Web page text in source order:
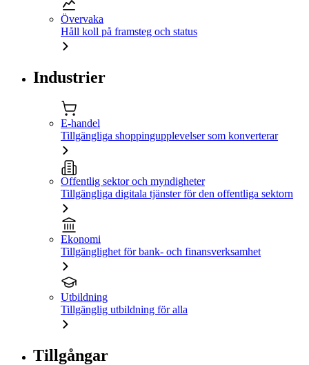
Övervaka
Håll koll på framsteg och status
Industrier
E-handel
Tillgängliga shoppingupplevelser som konverterar
Offentlig sektor och myndigheter
Tillgängliga digitala tjänster för den offentliga sektorn
Ekonomi
Tillgänglighet för bank- och finansverksamhet
Utbildning
Tillgänglig utbildning för alla
Tillgångar